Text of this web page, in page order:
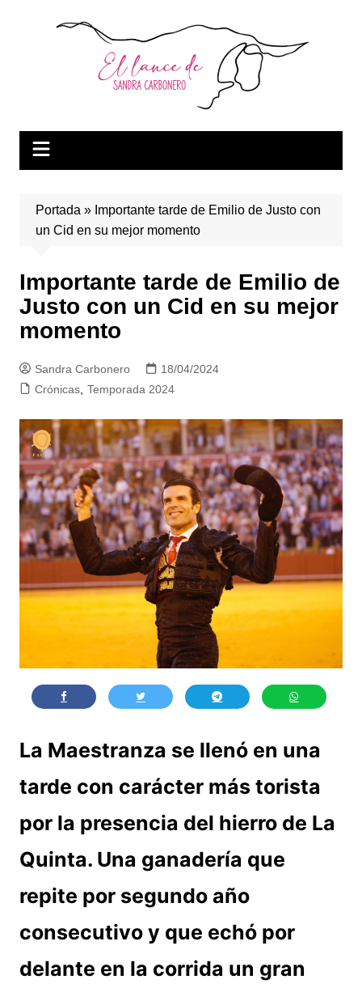
Portada » Importante tarde de Emilio de Justo con
un Cid en su mejor momento
Importante tarde de Emilio de
Justo con un Cid en su mejor
momento
Sandra Carbonero
18/04/2024
Crónicas, Temporada 2024
La Maestranza se llenó en una
tarde con carácter más torista
por la presencia del hierro de La
Quinta. Una ganadería que
repite por segundo año
consecutivo y que echó por
delante en la corrida un gran